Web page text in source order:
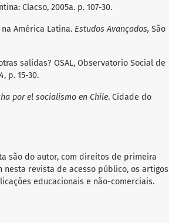
Clacso, 2005a. p. 107-30.
América Latina. Estudos Avançados, São
salidas? OSAL, Observatorio Social de
p. 15-30.
por el socialismo en Chile. Cidade do
são do autor, com direitos de primeira
revista de acesso público, os artigos
educacionais e não-comerciais.